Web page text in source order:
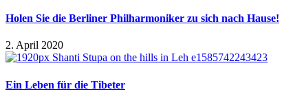
Holen Sie die Berliner Philharmoniker zu sich nach Hause!
2. April 2020
Ein Leben für die Tibeter